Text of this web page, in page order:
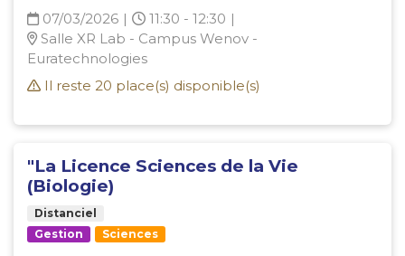
07/03/2026 | 11:30 - 12:30 |
Salle XR Lab - Campus Wenov -
Euratechnologies
Il reste 20 place(s) disponible(s)
"La Licence Sciences de la Vie
(Biologie)
Distanciel
Gestion
Sciences